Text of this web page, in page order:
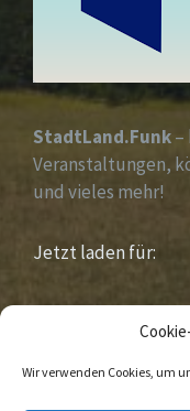
Wir verwenden Cookies, um
StadtLand.Funk–
Veranstaltungen,
und vieles mehr!
Jetzt laden für:
iOS &Android